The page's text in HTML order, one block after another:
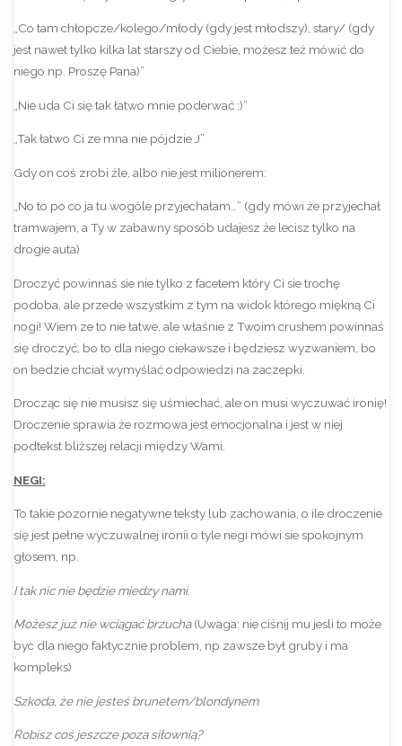
„Co tam chłopcze/kolego/młody (gdy jest młodszy), stary/ (gdy
jest nawet tylko kilka lat starszy od Ciebie, możesz też mówić do
niego np. Proszę Pana)”
„Nie uda Ci się tak łatwo mnie poderwać ;)”
„Tak łatwo Ci ze mna nie pójdzie J”
Gdy on coś zrobi źle, albo nie jest milionerem:
„No to po co ja tu wogóle przyjechałam…” (gdy mówi że przyjechał
tramwajem, a Ty w zabawny sposób udajesz że lecisz tylko na
drogie auta)
Droczyć powinnaś sie nie tylko z facetem który Ci sie trochę
podoba, ale przede wszystkim z tym na widok którego miękną Ci
nogi! Wiem ze to nie łatwe, ale właśnie z Twoim crushem powinnaś
się droczyć, bo to dla niego ciekawsze i będziesz wyzwaniem, bo
on bedzie chciał wymyślać odpowiedzi na zaczepki.
Drocząc się nie musisz się uśmiechać, ale on musi wyczuwać ironię!
Droczenie sprawia że rozmowa jest emocjonalna i jest w niej
podtekst bliższej relacji między Wami.
NEGI:
To takie pozornie negatywne teksty lub zachowania, o ile droczenie
się jest pełne wyczuwalnej ironii o tyle negi mówi sie spokojnym
głosem, np.
I tak nic nie będzie miedzy nami.
Możesz już nie wciągać brzucha(Uwaga: nie ciśnij mu jesli to może
byc dla niego faktycznie problem, np zawsze był gruby i ma
kompleks)
Szkoda, że nie jesteś brunetem/blondynem
Robisz coś jeszcze poza siłownią?